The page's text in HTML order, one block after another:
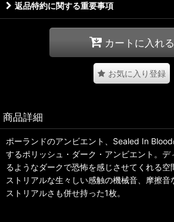
返品特約に関する重要事項
カートに入れる
お気に入り登録
商品詳細
ポーランドのアンビエント、Sealed In
するポリッシュ・ダーク・アンビエント。デ
るようなダークで恐怖を感じさせてくれる
ストリアルな生々しい感触の機械音、摩擦
ストリアルさも併せ持った1枚。